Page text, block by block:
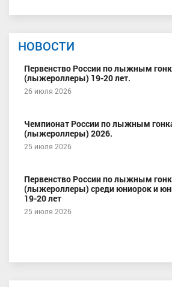
НОВОСТИ
Первенство России по лыжным
(лыжероллеры) 19-20 лет.
26 июля 2026
Чемпионат России по лыжным
(лыжероллеры) 2026.
25 июля 2026
Первенство России по лыжным
(лыжероллеры) среди юниорок и
19-20 лет
25 июля 2026